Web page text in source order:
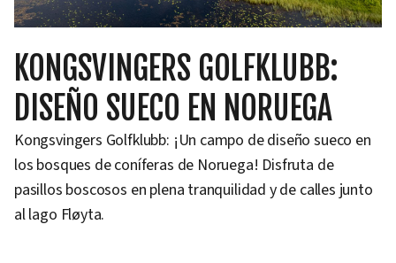
KONGSVINGERS GOLFKLUBB:
DISEÑO SUECO EN NORUEGA
Kongsvingers Golfklubb: ¡Un campo de diseño sueco en
los bosques de coníferas de Noruega! Disfruta de
pasillos boscosos en plena tranquilidad y de calles junto
al lago Fløyta.